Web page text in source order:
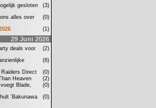
gesloten
(3)
alles over
(0)
(1)
29 Juni 2026
deals voor
(2)
(6)
Raiders Direct
(0)
Heaven
(2)
Blade,
(0)
‘Bakunawa
(0)